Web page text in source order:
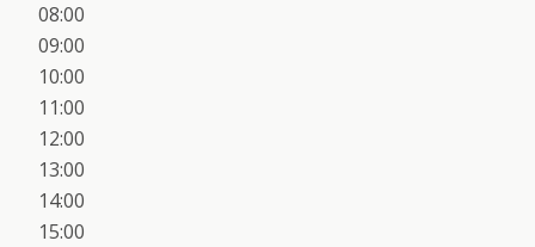
08:00
09:00
10:00
11:00
12:00
13:00
14:00
15:00